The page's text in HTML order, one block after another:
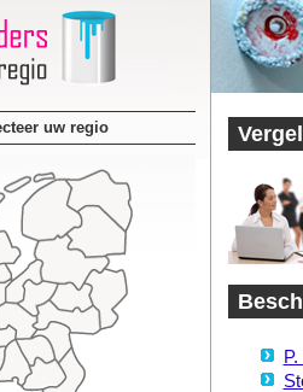
uw regio